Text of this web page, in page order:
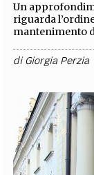
Un
riguarda
mantenimento
diGiorgia Perzia